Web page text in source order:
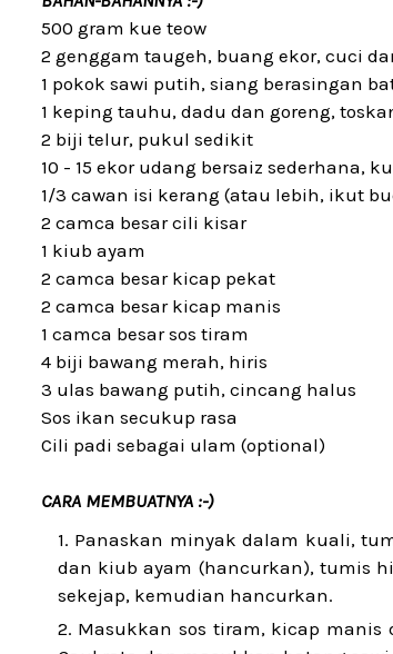
500 gram kue teow
2 genggam taugeh, buang ekor, cuci
1 pokok sawi putih, siang berasingan
1 keping tauhu, dadu dan goreng,
2 biji telur, pukul sedikit
10 - 15 ekor udang bersaiz sederhana,
1/3 cawan isi kerang (atau lebih, ikut
2 camca besar cili kisar
1 kiub ayam
2 camca besar kicap pekat
2 camca besar kicap manis
1 camca besar sos tiram
4 biji bawang merah, hiris
3 ulas bawang putih, cincang halus
Sos ikan secukup rasa
Cili padi sebagai ulam (optional)
CARA MEMBUATNYA :-)
Panaskan minyak dalam kuali,
dan kiub ayam (hancurkan), tumis
sekejap, kemudian hancurkan.
Masukkan sos tiram, kicap manis